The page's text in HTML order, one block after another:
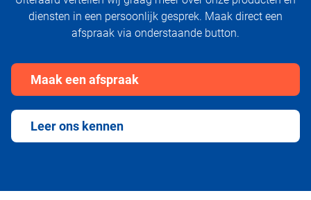
diensten in een persoonlijk gesprek. Maak direct een
afspraak via onderstaande button.
Maak een afspraak
Leer ons kennen